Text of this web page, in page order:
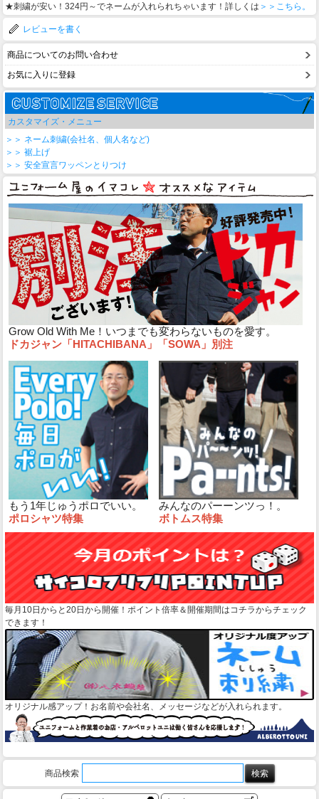
★刺繍が安い！324円～でネームが入れられちゃいます！詳しくは ＞＞こちら。
レビューを書く
商品についてのお問い合わせ
お気に入りに登録
カスタマイズ・メニュー
＞＞ ネーム刺繍(会社名、個人名など)
＞＞ 裾上げ
＞＞ 安全宣言ワッペンとりつけ
Grow Old With Me！いつまでも変わらないものを愛す。
ドカジャン「HITACHIBANA」「SOWA」別注
もう1年じゅうポロでいい。
ポロシャツ特集
みんなのパーーンツっ！。
ボトムス特集
毎月10日からと20日から開催！ポイント倍率＆開催期間はコチラからチェック
できます！
オリジナル感アップ！お名前や会社名、メッセージなどが入れられます。
商品検索